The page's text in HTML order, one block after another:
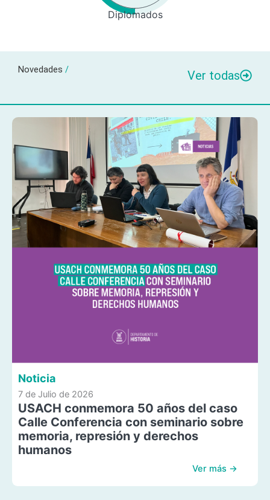
Diplomados
Novedades / Ver todas
Noticia
7 de Julio de 2026
USACH conmemora 50 años del caso
Calle Conferencia con seminario sobre
memoria, represión y derechos
humanos
Ver más →